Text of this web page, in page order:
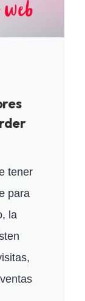
tener
para
la